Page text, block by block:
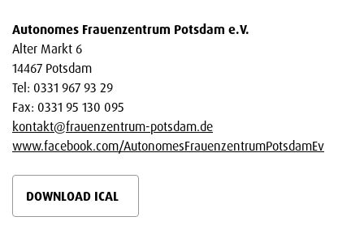
Autonomes Frauenzentrum Potsdam e.V.
Alter Markt 6
14467 Potsdam
Tel: 0331 967 93 29
Fax: 0331 95 130 095
kontakt@frauenzentrum-potsdam.de
www.facebook.com/AutonomesFrauenzentrumPotsdamEv
DOWNLOAD ICAL